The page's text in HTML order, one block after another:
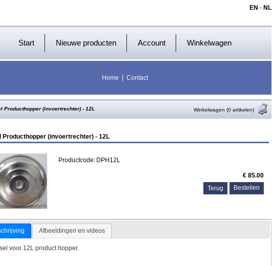
EN - NL
Start Nieuwe producten Account Winkelwagen
Home Contact
Producthopper (invoertrechter) - 12L Winkelwagen (0 artikelen)
Producthopper (invoertrechter) - 12L
Productcode: DPH12L
€ 85.00
Terug
Afbeeldingen en videos
voor 12L product hopper.